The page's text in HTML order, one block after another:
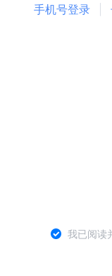
手机号登录
我已阅读